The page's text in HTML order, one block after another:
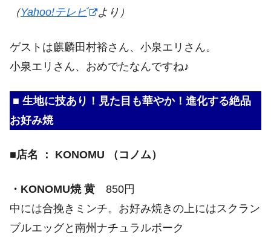
（Yahoo!テレビ より）
ゲストは麒麟田村裕さん、小泉エリさん。
小泉エリさん、おめでたなんですね♪
■ 生地に技あり！見た目も華やか！進化する絶品
お好み焼
■店名 ： KONOMU （コノム）
・KONOMU焼 黄 850円
中には合挽きミンチ。お好み焼きの上にはスクラン
ブルエッグと南州ナチュラルポーク